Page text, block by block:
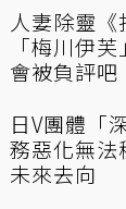
人妻除靈
「梅川伊
會被負評吧
日V團體「
務惡化無法
未來去向